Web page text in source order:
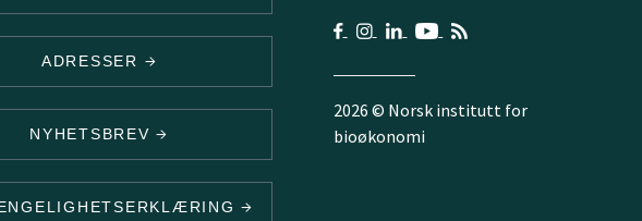
ADRESSER
NYHETSBREV
2026 © Norsk institutt for
bioøkonomi